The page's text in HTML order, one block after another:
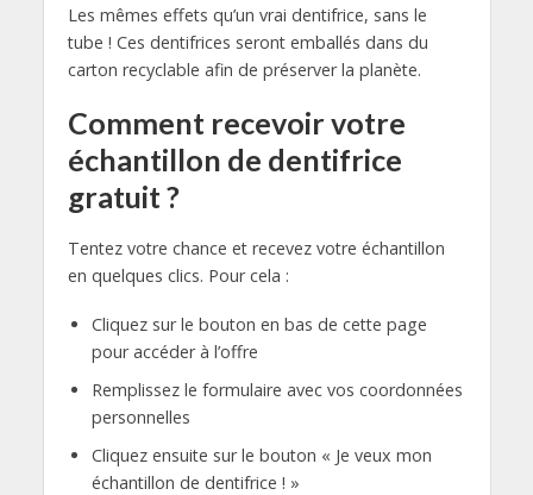
Les mêmes effets qu’un vrai dentifrice, sans le
tube ! Ces dentifrices seront emballés dans du
carton recyclable afin de préserver la planète.
Comment recevoir votre
échantillon de dentifrice
gratuit ?
Tentez votre chance et recevez votre échantillon
en quelques clics. Pour cela :
Cliquez sur le bouton en bas de cette page
pour accéder à l’offre
Remplissez le formulaire avec vos coordonnées
personnelles
Cliquez ensuite sur le bouton « Je veux mon
échantillon de dentifrice ! »